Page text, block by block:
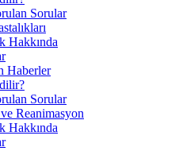
Sorular
Hakkında
Haberler
Sorular
Reanimasyon
Hakkında